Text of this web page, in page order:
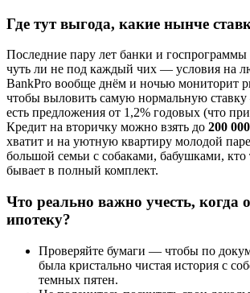
Где тут выгода, какие нынче
Последние пару лет банки и
чуть ли не под каждый чих — условия на
BankPro вообще днём и ночью мониторит
чтобы выловить самую нормальную
есть предложения от 1,2% годовых (что
Кредит на вторичку можно взять до 200
хватит и на уютную квартиру молодой
большой семьи с собаками, бабушками,
бывает в полный комплект.
Что реально важно учесть, когда
ипотеку?
Проверяйте бумаги — чтобы по
была кристально чистая история с
темных пятен.